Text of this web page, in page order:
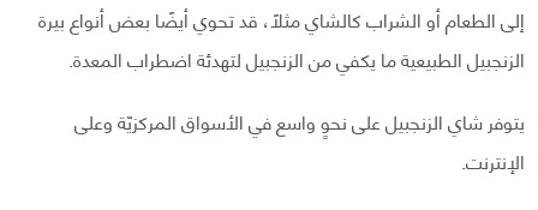
إلى الطعام أو الشراب كالشاي مثلًا، قد تحوي أيضًا بعض أنواع بيرة
الزنجبيل الطبيعية ما يكفي من الزنجبيل لتهدئة اضطراب المعدة.
يتوفر شاي الزنجبيل على نحوٍ واسع في الأسواق المركزيّة وعلى
الإنترنت.